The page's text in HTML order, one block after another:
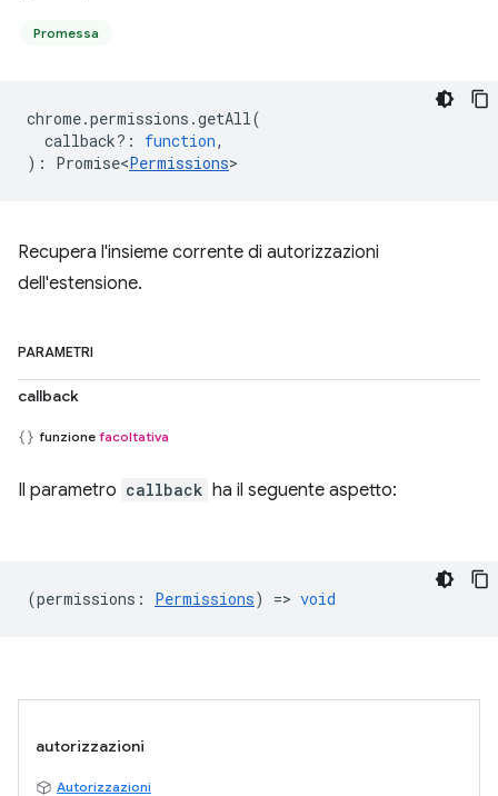
Promessa
chrome.permissions .getAll(
callback? : function,
) : Promise<Permissions>
Recupera l'insieme corrente di autorizzazioni
dell'estensione.
PARAMETRI
callback
funzione facoltativa
Il parametro callback ha il seguente aspetto:
(permissions : Permissions) => void
autorizzazioni
Autorizzazioni